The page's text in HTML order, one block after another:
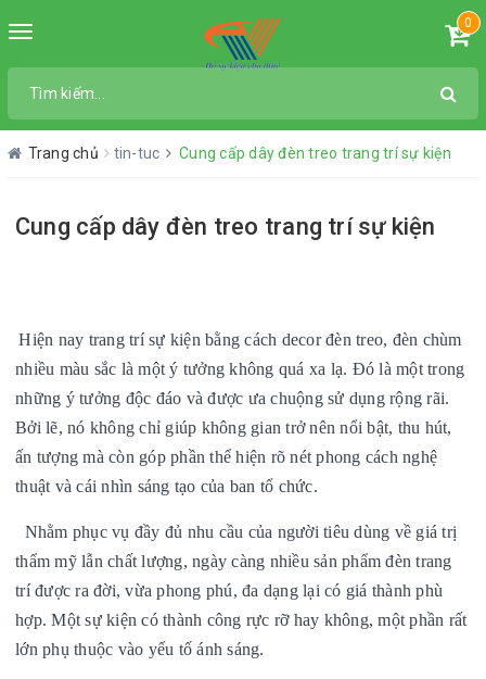
Toggle
0
Trang chủ tin-tuc Cung cấp dây đèn treo trang trí sự kiện
Cung cấp dây đèn treo trang trí sự kiện
Hiện nay trang trí sự kiện bằng cách decor đèn treo, đèn chùm
nhiều màu sắc là một ý tưởng không quá xa lạ. Đó là một trong
những ý tưởng độc đáo và được ưa chuộng sử dụng rộng rãi.
Bởi lẽ, nó không chỉ giúp không gian trở nên nổi bật, thu hút,
ấn tượng mà còn góp phần thể hiện rõ nét phong cách nghệ
thuật và cái nhìn sáng tạo của ban tổ chức.
Nhằm phục vụ đầy đủ nhu cầu của người tiêu dùng về giá trị
thẩm mỹ lẫn chất lượng, ngày càng nhiều sản phẩm đèn trang
trí được ra đời, vừa phong phú, đa dạng lại có giá thành phù
hợp. Một sự kiện có thành công rực rỡ hay không, một phần rất
lớn phụ thuộc vào yếu tố ánh sáng.